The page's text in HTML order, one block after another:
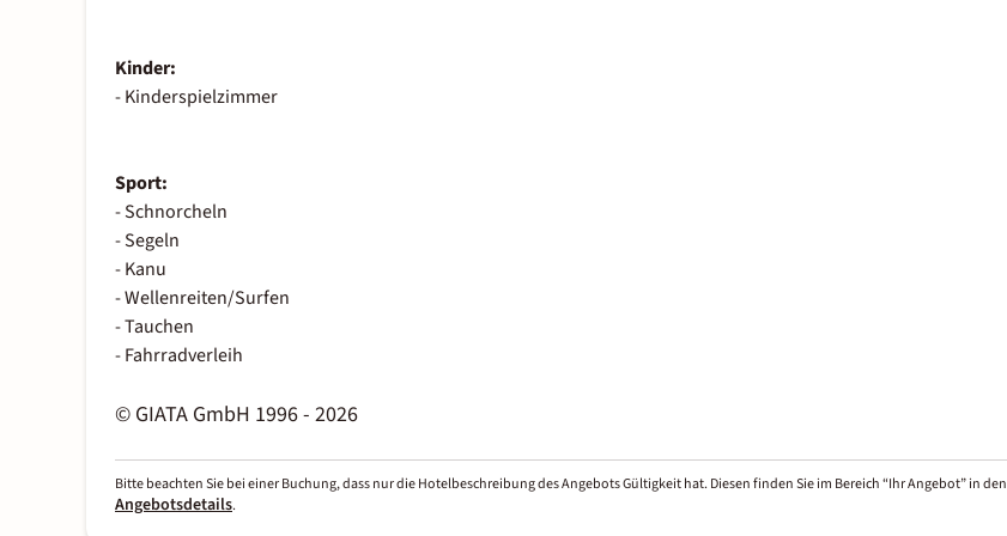
Kinder:
- Kinderspielzimmer
Sport:
- Schnorcheln
- Segeln
- Kanu
- Wellenreiten/Surfen
- Tauchen
- Fahrradverleih
© GIATA GmbH 1996 - 2026
Bitte beachten Sie bei einer Buchung, dass nur die Hotelbeschreibung des Angebots Gültigkeit hat. Diesen finden Sie im Bereich “Ihr Angebot” in den
Angebotsdetails.